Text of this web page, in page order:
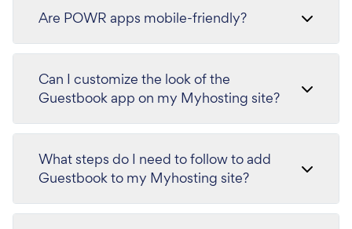
Are POWR apps mobile-friendly?
Can I customize the look of the
Guestbook app on my Myhosting site?
What steps do I need to follow to add
Guestbook to my Myhosting site?